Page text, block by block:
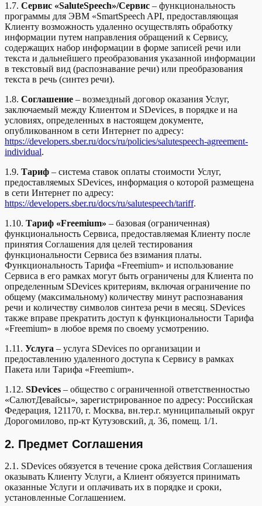
1.7. Сервис «SaluteSpeech»/Сервис – функциональность
программы для ЭВМ «SmartSpeech API, предоставляющая
Клиенту возможность удаленно осуществлять обработку
информации путем направления обращений к Сервису,
содержащих набор информации в форме записей речи или
текста и дальнейшего преобразования указанной информации
в текстовый вид (распознавание речи) или преобразования
текста в речь (синтез речи).
1.8. Соглашение – возмездный договор оказания Услуг,
заключаемый между Клиентом и SDevices, в порядке и на
условиях, определенных в настоящем документе,
опубликованном в сети Интернет по адресу:
https://developers.sber.ru/docs/ru/policies/salutespeech-agreement-
individual.
1.9. Тариф – система ставок оплаты стоимости Услуг,
предоставляемых SDevices, информация о которой размещена
в сети Интернет по адресу:
https://developers.sber.ru/docs/ru/salutespeech/tariff.
1.10. Тариф «Freemium» – базовая (ограниченная)
функциональность Сервиса, предоставляемая Клиенту после
принятия Соглашения для целей тестирования
функциональности Сервиса без взимания платы.
Функциональность Тарифа «Freemium» и использование
Сервиса в его рамках могут быть ограничены для Клиента по
определенным SDevices критериям, включая ограничение по
общему (максимальному) количеству минут распознавания
речи и количеству символов синтеза речи в месяц. SDevices
также вправе прекратить доступ к функциональности Тарифа
«Freemium» в любое время по своему усмотрению.
1.11. Услуга – услуга SDevices по организации и
предоставлению удаленного доступа к Сервису в рамках
Пакета или Тарифа «Freemium».
1.12. SDevices – общество с ограниченной ответственностью
«СалютДевайсы», зарегистрированное по адресу: Российская
Федерация, 121170, г. Москва, вн.тер.г. муниципальный округ
Дорогомилово, пр‑кт Кутузовский, д. 36, помещ. 1/1.
2. Предмет Соглашения
2.1. SDevices обязуется в течение срока действия Соглашения
оказывать Клиенту Услуги, а Клиент обязуется принимать
оказанные Услуги и оплачивать их в порядке и сроки,
установленные Соглашением.